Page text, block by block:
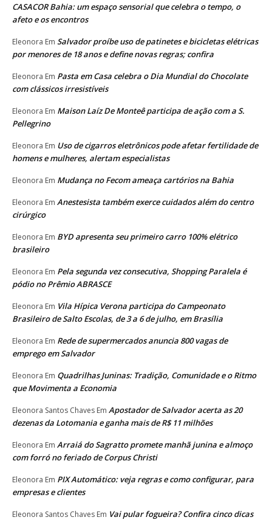
CASACOR Bahia: um espaço sensorial que celebra o tempo, o
afeto e os encontros
Eleonora Em Salvador proíbe uso de patinetes e bicicletas elétricas
por menores de 18 anos e define novas regras; confira
Eleonora Em Pasta em Casa celebra o Dia Mundial do Chocolate
com clássicos irresistíveis
Eleonora Em Maison Laíz De Monteê participa de ação com a S.
Pellegrino
Eleonora Em Uso de cigarros eletrônicos pode afetar fertilidade de
homens e mulheres, alertam especialistas
Eleonora Em Mudança no Fecom ameaça cartórios na Bahia
Eleonora Em Anestesista também exerce cuidados além do centro
cirúrgico
Eleonora Em BYD apresenta seu primeiro carro 100% elétrico
brasileiro
Eleonora Em Pela segunda vez consecutiva, Shopping Paralela é
pódio no Prêmio ABRASCE
Eleonora Em Vila Hípica Verona participa do Campeonato
Brasileiro de Salto Escolas, de 3 a 6 de julho, em Brasília
Eleonora Em Rede de supermercados anuncia 800 vagas de
emprego em Salvador
Eleonora Em Quadrilhas Juninas: Tradição, Comunidade e o Ritmo
que Movimenta a Economia
Eleonora Santos Chaves Em Apostador de Salvador acerta as 20
dezenas da Lotomania e ganha mais de R$ 11 milhões
Eleonora Em Arraiá do Sagratto promete manhã junina e almoço
com forró no feriado de Corpus Christi
Eleonora Em PIX Automático: veja regras e como configurar, para
empresas e clientes
Eleonora Santos Chaves Em Vai pular fogueira? Confira cinco dicas